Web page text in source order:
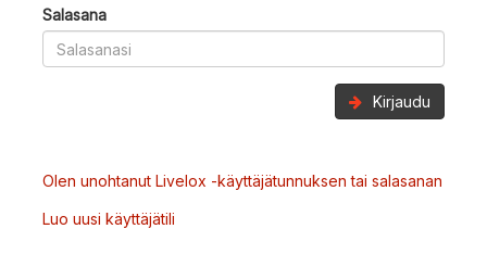
Salasana
Kirjaudu
Olen unohtanut Livelox -käyttäjätunnuksen tai salasanan
Luo uusi käyttäjätili